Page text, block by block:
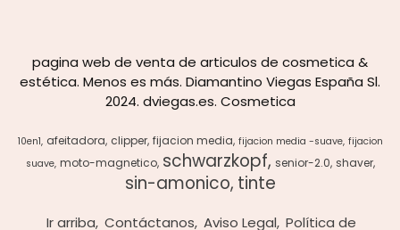
pagina web de venta de articulos de cosmetica &
estética. Menos es más. Diamantino Viegas España Sl.
2024. dviegas.es. Cosmetica
10en1 afeitadora clipper fijacion media fijacion media -suave fijacion
suave moto-magnetico schwarzkopf senior-2.0 shaver
sin-amonico tinte
Ir arriba Contáctanos Aviso Legal Política de